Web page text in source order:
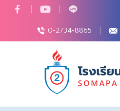
0-2734-8865